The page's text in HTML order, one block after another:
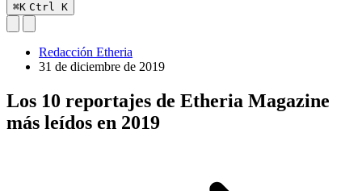
⌘K Ctrl K
Redacción Etheria
31 de diciembre de 2019
Los 10 reportajes de Etheria Magazine
más leídos en 2019